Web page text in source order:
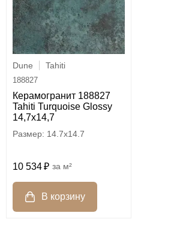
Dune Tahiti
188827
Керамогранит 188827
Tahiti Turquoise Glossy
14,7x14,7
14.7x14.7
10 534 м²